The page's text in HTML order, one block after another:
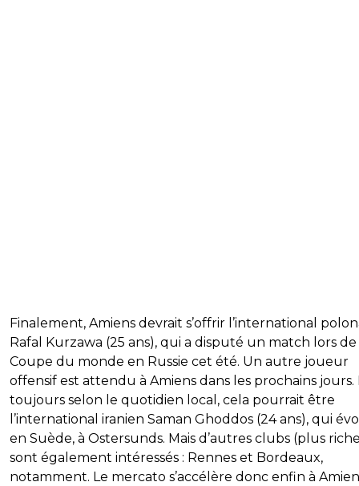
Finalement, Amiens devrait s’offrir l’international
Rafal Kurzawa (25 ans), qui a disputé un match lors de
Coupe du monde en Russie cet été. Un autre joueur
offensif est attendu à Amiens dans les prochains jours.
toujours selon le quotidien local, cela pourrait être
l’international iranien Saman Ghoddos (24 ans), qui
en Suède, à Ostersunds. Mais d’autres clubs (plus
sont également intéressés : Rennes et Bordeaux,
notamment. Le mercato s’accélère donc enfin à